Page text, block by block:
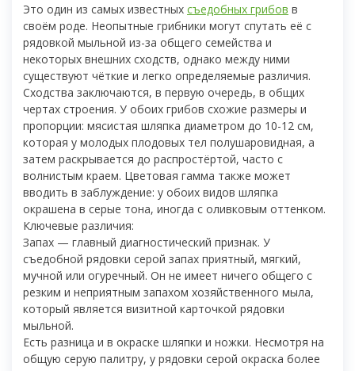
Это один из самых известных съедобных грибов в
своём роде. Неопытные грибники могут спутать её с
рядовкой мыльной из-за общего семейства и
некоторых внешних сходств, однако между ними
существуют чёткие и легко определяемые различия.
Сходства заключаются, в первую очередь, в общих
чертах строения. У обоих грибов схожие размеры и
пропорции: мясистая шляпка диаметром до 10-12 см,
которая у молодых плодовых тел полушаровидная, а
затем раскрывается до распростёртой, часто с
волнистым краем. Цветовая гамма также может
вводить в заблуждение: у обоих видов шляпка
окрашена в серые тона, иногда с оливковым оттенком.
Ключевые различия:
Запах — главный диагностический признак. У
съедобной рядовки серой запах приятный, мягкий,
мучной или огуречный. Он не имеет ничего общего с
резким и неприятным запахом хозяйственного мыла,
который является визитной карточкой рядовки
мыльной.
Есть разница и в окраске шляпки и ножки. Несмотря на
общую серую палитру, у рядовки серой окраска более